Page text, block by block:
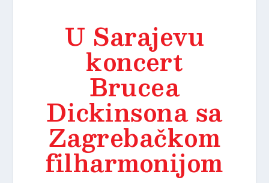
U Sarajevu
koncert
Brucea
Dickinsona sa
Zagrebačkom
filharmonijom